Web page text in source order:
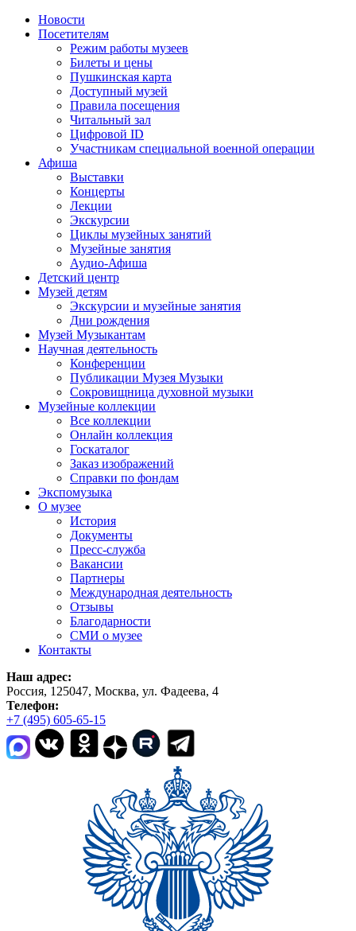
Новости
Посетителям
Режим работы музеев
Билеты и цены
Пушкинская карта
Доступный музей
Правила посещения
Читальный зал
Цифровой ID
Участникам специальной военной операции
Афиша
Выставки
Концерты
Лекции
Экскурсии
Циклы музейных занятий
Музейные занятия
Аудио-Афиша
Детский центр
Музей детям
Экскурсии и музейные занятия
Дни рождения
Музей Музыкантам
Научная деятельность
Конференции
Публикации Музея Музыки
Сокровищница духовной музыки
Музейные коллекции
Все коллекции
Онлайн коллекция
Госкаталог
Заказ изображений
Справки по фондам
Экспомузыка
О музее
История
Документы
Пресс-служба
Вакансии
Партнеры
Международная деятельность
Отзывы
Благодарности
СМИ о музее
Контакты
Наш адрес:
Россия, 125047, Москва, ул. Фадеева, 4
Телефон:
+7 (495) 605-65-15